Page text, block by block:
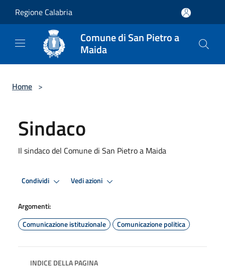
Regione Calabria
Comune di San Pietro a
Maida
Home >
Sindaco
Il sindaco del Comune di San Pietro a Maida
Condividi Vedi azioni
Argomenti:
Comunicazione istituzionale
Comunicazione politica
INDICE DELLA PAGINA